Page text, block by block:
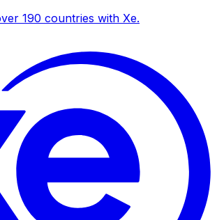
190 countries with Xe.